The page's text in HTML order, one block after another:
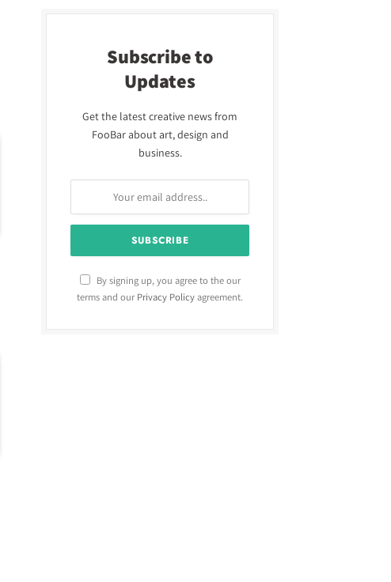
Subscribe to
Updates
Get the latest creative news from
FooBar about art, design and
business.
By signing up, you agree to the our
terms and our Privacy Policyagreement.